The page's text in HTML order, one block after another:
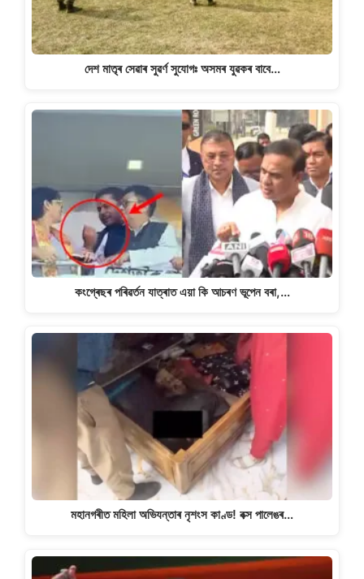
দেশ মাতৃৰ সেৱাৰ সুৱৰ্ণ সুযোগঃ অসমৰ যুৱকৰ বাবে…
কংগ্ৰেছৰ পৰিৱৰ্তন যাত্ৰাত এয়া কি আচৰণ ভূপেন বৰা,…
মহানগৰীত মহিলা অভিযন্তাৰ নৃশংস কাণ্ড! বক্স পালেঙৰ…